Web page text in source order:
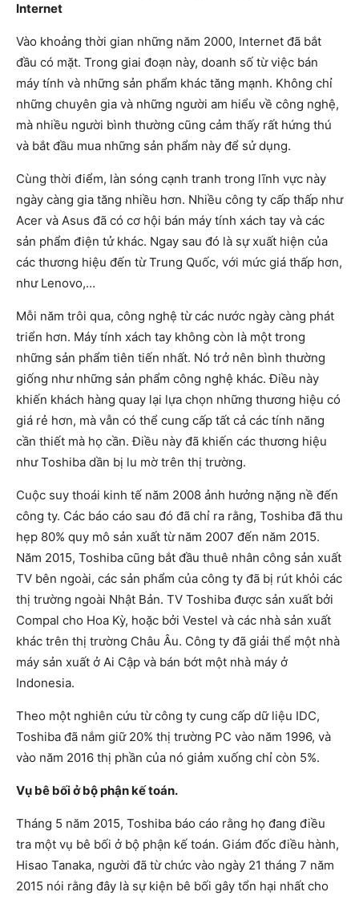
Internet
Vào khoảng thời gian những năm 2000, Internet đã bắt
đầu có mặt. Trong giai đoạn này, doanh số từ việc bán
máy tính và những sản phẩm khác tăng mạnh. Không chỉ
những chuyên gia và những người am hiểu về công nghệ,
mà nhiều người bình thường cũng cảm thấy rất hứng thú
và bắt đầu mua những sản phẩm này để sử dụng.
Cùng thời điểm, làn sóng cạnh tranh trong lĩnh vực này
ngày càng gia tăng nhiều hơn. Nhiều công ty cấp thấp như
Acer và Asus đã có cơ hội bán máy tính xách tay và các
sản phẩm điện tử khác. Ngay sau đó là sự xuất hiện của
các thương hiệu đến từ Trung Quốc, với mức giá thấp hơn,
như Lenovo,…
Mỗi năm trôi qua, công nghệ từ các nước ngày càng phát
triển hơn. Máy tính xách tay không còn là một trong
những sản phẩm tiên tiến nhất. Nó trở nên bình thường
giống như những sản phẩm công nghệ khác. Điều này
khiến khách hàng quay lại lựa chọn những thương hiệu có
giá rẻ hơn, mà vẫn có thể cung cấp tất cả các tính năng
cần thiết mà họ cần. Điều này đã khiến các thương hiệu
như Toshiba dần bị lu mờ trên thị trường.
Cuộc suy thoái kinh tế năm 2008 ảnh hưởng nặng nề đến
công ty. Các báo cáo sau đó đã chỉ ra rằng, Toshiba đã thu
hẹp 80% quy mô sản xuất từ năm 2007 đến năm 2015.
Năm 2015, Toshiba cũng bắt đầu thuê nhân công sản xuất
TV bên ngoài, các sản phẩm của công ty đã bị rút khỏi các
thị trường ngoài Nhật Bản. TV Toshiba được sản xuất bởi
Compal cho Hoa Kỳ, hoặc bởi Vestel và các nhà sản xuất
khác trên thị trường Châu Âu. Công ty đã giải thể một nhà
máy sản xuất ở Ai Cập và bán bớt một nhà máy ở
Indonesia.
Theo một nghiên cứu từ công ty cung cấp dữ liệu IDC,
Toshiba đã nắm giữ 20% thị trường PC vào năm 1996, và
vào năm 2016 thị phần của nó giảm xuống chỉ còn 5%.
Vụ bê bối ở bộ phận kế toán.
Tháng 5 năm 2015, Toshiba báo cáo rằng họ đang điều
tra một vụ bê bối ở bộ phận kế toán. Giám đốc điều hành,
Hisao Tanaka, người đã từ chức vào ngày 21 tháng 7 năm
2015 nói rằng đây là sự kiện bê bối gây tổn hại nhất cho